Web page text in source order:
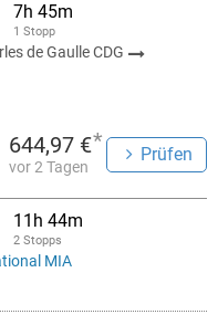
7h 45m
1 Stopp
de Gaulle CDG
644,97 €*
vor 2 Tagen
Prüfen
11h 44m
2 Stopps
MIA